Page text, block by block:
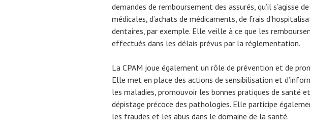
demandes de remboursement des assurés, qu’il s’agisse
médicales, d’achats de médicaments, de frais
dentaires, par exemple. Elle veille à ce que les
effectués dans les délais prévus par la réglementation.
La CPAM joue également un rôle de prévention et de
Elle met en place des actions de sensibilisation et
les maladies, promouvoir les bonnes pratiques de santé
dépistage précoce des pathologies. Elle participe
les fraudes et les abus dans le domaine de la santé.